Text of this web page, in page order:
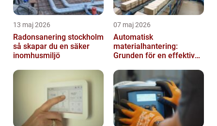
13 maj 2026
Radonsanering stockholm
så skapar du en säker
inomhusmiljö
07 maj 2026
Automatisk
materialhantering:
Grunden för en effektiv